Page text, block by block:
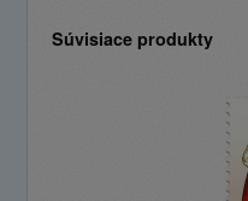
Súvisiace produkty